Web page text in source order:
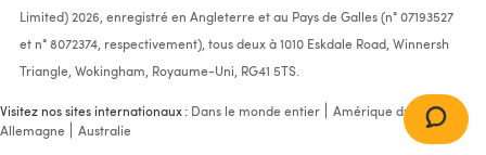
Limited) 2026, enregistré en Angleterre et au Pays de Galles (n° 07193527
et n° 8072374, respectivement), tous deux à 1010 Eskdale Road, Winnersh
Triangle, Wokingham, Royaume-Uni, RG41 5TS.
Visitez nos sites internationaux : Dans le monde entier
Amérique du Nord
Allemagne
Australie